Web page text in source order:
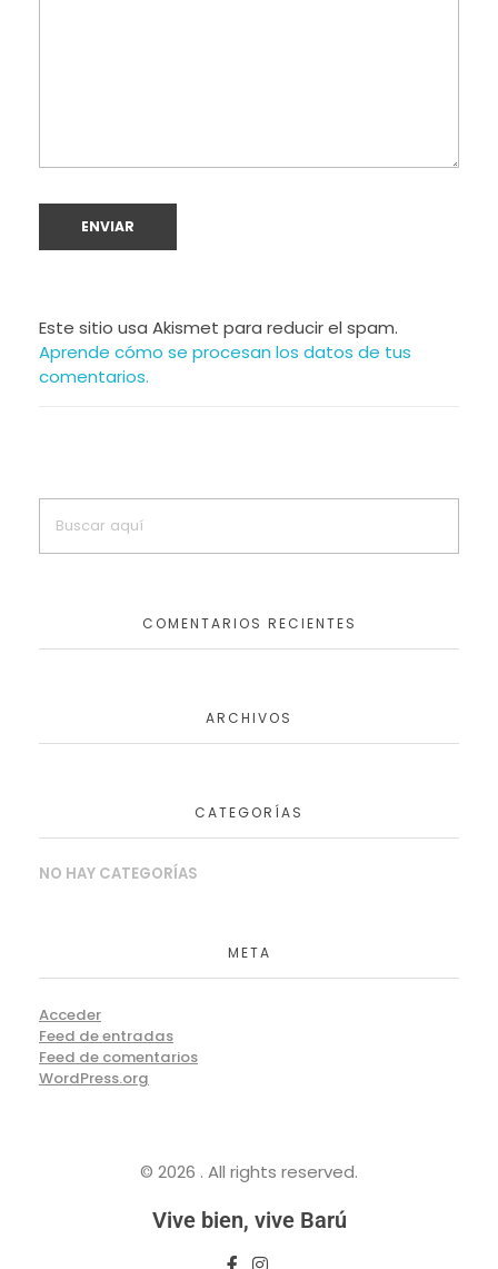
Este sitio usa Akismet para reducir el spam.
Aprende cómo se procesan los datos de tus
comentarios.
COMENTARIOS RECIENTES
ARCHIVOS
CATEGORÍAS
NO HAY CATEGORÍAS
META
Acceder
Feed de entradas
Feed de comentarios
WordPress.org
© 2026 . All rights reserved.
Vive bien, vive Barú